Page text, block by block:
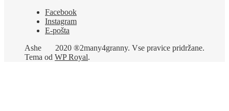
Facebook
Instagram
E-pošta
2020 ®2many4granny. Vse pravice pridržane.
Ashe
Tema od WP Royal.